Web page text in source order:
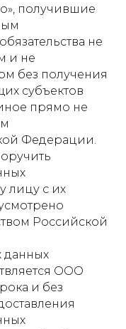
получившие
не
и не
без получения
субъектов
прямо не
Федерации.
лицу с их
Российской
данных
ООО
и без